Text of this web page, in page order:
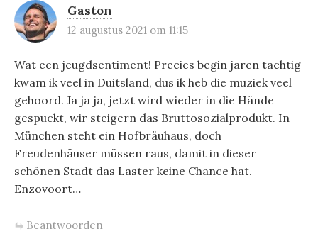
Gaston
12 augustus 2021 om 11:15
Wat een jeugdsentiment! Precies begin jaren tachtig
kwam ik veel in Duitsland, dus ik heb die muziek veel
gehoord. Ja ja ja, jetzt wird wieder in die Hände
gespuckt, wir steigern das Bruttosozialprodukt. In
München steht ein Hofbräuhaus, doch
Freudenhäuser müssen raus, damit in dieser
schönen Stadt das Laster keine Chance hat.
Enzovoort…
Beantwoorden